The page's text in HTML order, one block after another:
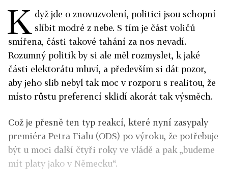
K dyž jde o znovuzvolení, politici jsou schopní
slíbit modré z nebe. S tím je část voličů
smířena, části takové tahání za nos nevadí.
Rozumný politik by si ale měl rozmyslet, k jaké
části elektorátu mluví, a především si dát pozor,
aby jeho slib nebyl tak moc v rozporu s realitou, že
místo růstu preferencí sklidí akorát tak výsměch.
Což je přesně ten typ reakcí, které nyní zasypaly
premiéra Petra Fialu (ODS) po výroku, že potřebuje
být u moci další čtyři roky ve vládě a pak „budeme
mít platy jako v Německu“.